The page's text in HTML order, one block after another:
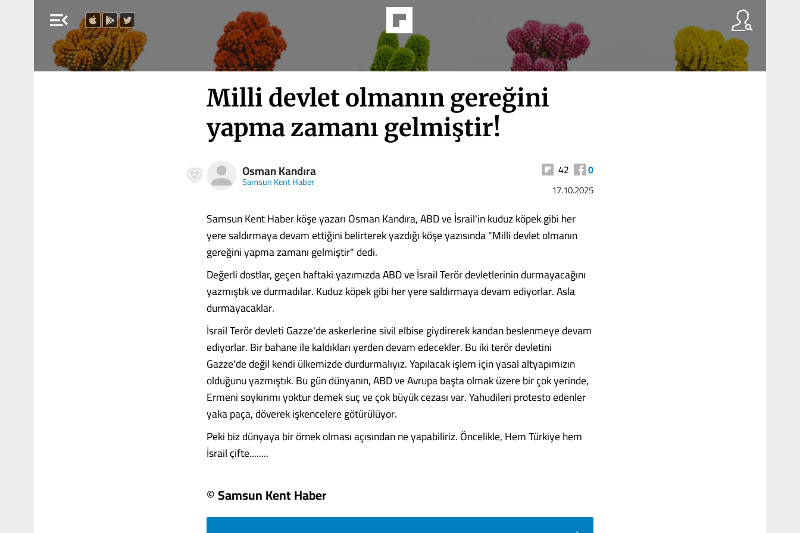
menu_open
Milli devlet olmanın gereğini
yapma zamanı gelmiştir!
Osman Kandıra
Samsun Kent Haber
42 0
17.10.2025
Samsun Kent Haber köşe yazarı Osman Kandıra, ABD ve İsrail'in kuduz köpek gibi her
yere saldırmaya devam ettiğini belirterek yazdığı köşe yazısında "Milli devlet olmanın
gereğini yapma zamanı gelmiştir" dedi.
Değerli dostlar, geçen haftaki yazımızda ABD ve İsrail Terör devletlerinin durmayacağını
yazmıştık ve durmadılar. Kuduz köpek gibi her yere saldırmaya devam ediyorlar. Asla
durmayacaklar.
İsrail Terör devleti Gazze'de askerlerine sivil elbise giydirerek kandan beslenmeye devam
ediyorlar. Bir bahane ile kaldıkları yerden devam edecekler. Bu iki terör devletini
Gazze'de değil kendi ülkemizde durdurmalıyız. Yapılacak işlem için yasal altyapımızın
olduğunu yazmıştık. Bu gün dünyanın, ABD ve Avrupa başta olmak üzere bir çok yerinde,
Ermeni soykırımı yoktur demek suç ve çok büyük cezası var. Yahudileri protesto edenler
yaka paça, döverek işkencelere götürülüyor.
Peki biz dünyaya bir örnek olması açısından ne yapabiliriz. Öncelikle, Hem Türkiye hem
İsrail çifte........
© Samsun Kent Haber